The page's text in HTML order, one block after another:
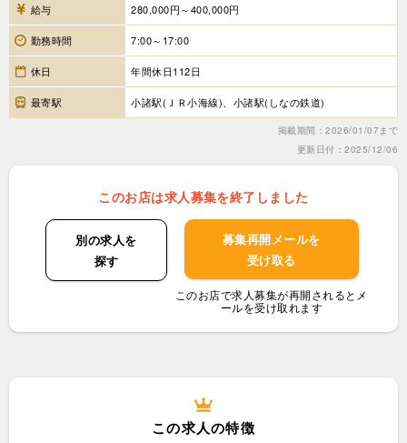
給与 280,000円～400,000円
勤務時間 7:00～17:00
休日 年間休日112日
最寄駅 小諸駅(ＪＲ小海線)、小諸駅(しなの鉄道)
掲載期間：2026/01/07まで
更新日付：2025/12/06
このお店は求人募集を終了しました
別の求人を
探す
募集再開メールを
受け取る
このお店で求人募集が再開されるとメ
ールを受け取れます
この求人の特徴